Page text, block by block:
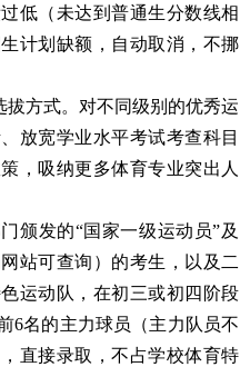
低（未达到普通生分数线相
计划缺额，自动取消，不挪
拔方式。对不同级别的优秀运
放宽学业水平考试考查科目
，吸纳更多体育专业突出人
颁发的“国家一级运动员”及
站可查询）的考生，以及二
运动队，在初三或初四阶段
6名的主力球员（主力队员不
直接录取，不占学校体育特